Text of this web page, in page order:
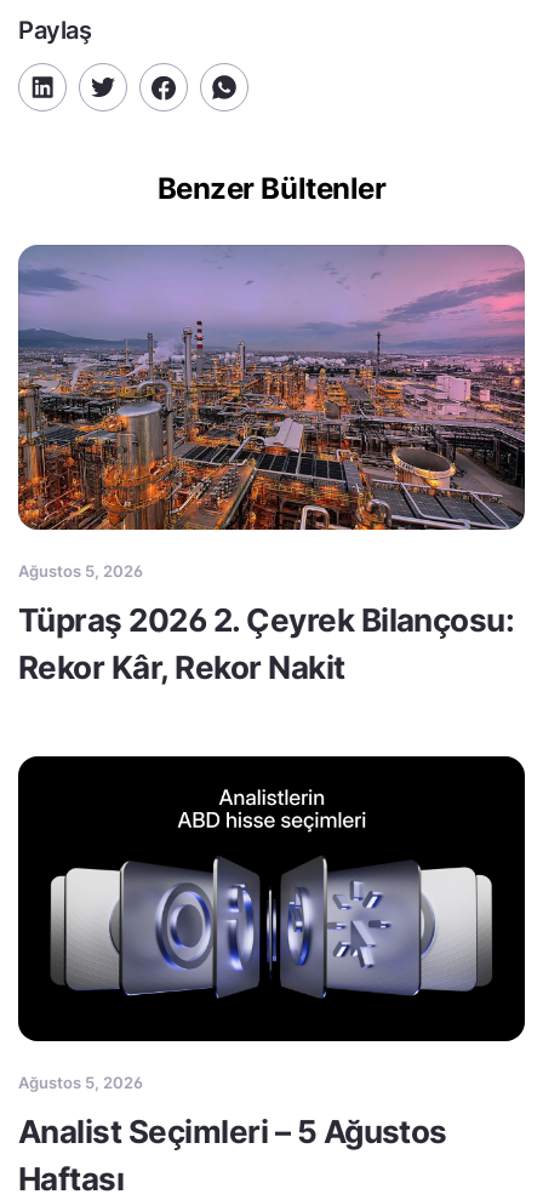
Paylaş
Benzer Bültenler
Ağustos 5, 2026
Tüpraş 2026 2. Çeyrek Bilançosu:
Rekor Kâr, Rekor Nakit
Ağustos 5, 2026
Analist Seçimleri – 5 Ağustos
Haftası